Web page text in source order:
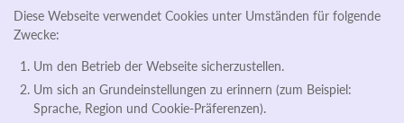
Diese Webseite verwendet Cookies unter Umständen für folgende
Zwecke:
Um den Betrieb der Webseite sicherzustellen.
Um sich an Grundeinstellungen zu erinnern (zum Beispiel:
Sprache, Region und Cookie-Präferenzen).